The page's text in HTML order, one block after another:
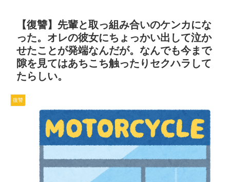
【復讐】先輩と取っ組み合いのケンカにな
った。オレの彼女にちょっかい出して泣か
せたことが発端なんだが。なんでも今まで
隙を見てはあちこち触ったりセクハラして
たらしい。
復讐